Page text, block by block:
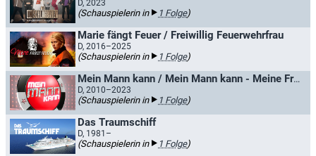
D, 2023
(Schauspielerin in 1 Folge)
Marie fängt Feuer / Freiwillig Feuerwehrfrau
D, 2016–2025
(Schauspielerin in 1 Folge)
Mein Mann kann / Mein Mann kann - Meine Frau auch
D, 2010–2023
(Schauspielerin in 1 Folge)
Das Traumschiff
D, 1981–
(Schauspielerin in 1 Folge)